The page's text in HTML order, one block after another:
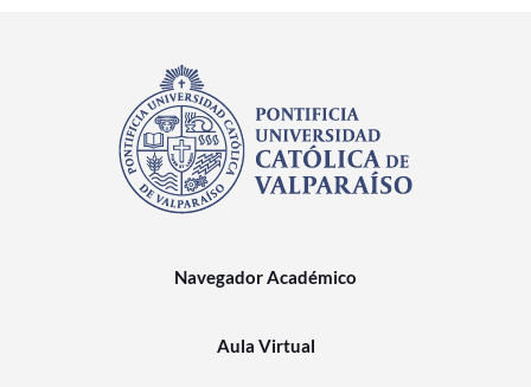
Navegador Académico
Aula Virtual